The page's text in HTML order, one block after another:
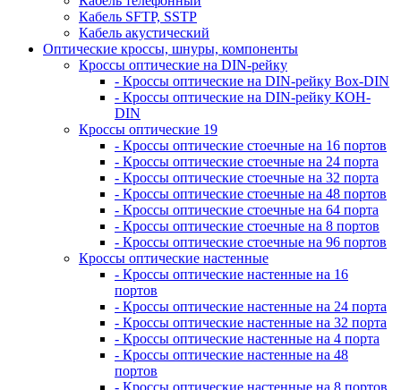
Кабель SFTP, SSTP
Кабель акустический
Оптические кроссы, шнуры, компоненты
Кроссы оптические на DIN-рейку
- Кроссы оптические на DIN-рейку Box-DIN
- Кроссы оптические на DIN-рейку КОН-
DIN
Кроссы оптические 19
- Кроссы оптические стоечные на 16 портов
- Кроссы оптические стоечные на 24 порта
- Кроссы оптические стоечные на 32 порта
- Кроссы оптические стоечные на 48 портов
- Кроссы оптические стоечные на 64 порта
- Кроссы оптические стоечные на 8 портов
- Кроссы оптические стоечные на 96 портов
Кроссы оптические настенные
- Кроссы оптические настенные на 16
портов
- Кроссы оптические настенные на 24 порта
- Кроссы оптические настенные на 32 порта
- Кроссы оптические настенные на 4 порта
- Кроссы оптические настенные на 48
портов
- Кроссы оптические настенные на 8 портов